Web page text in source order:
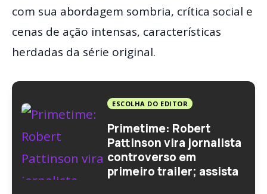
com sua abordagem sombria, crítica social e
cenas de ação intensas, características
herdadas da série original.
ESCOLHA DO EDITOR
Primetime: Robert
Pattinson vira jornalista
controverso em
primeiro trailer; assista